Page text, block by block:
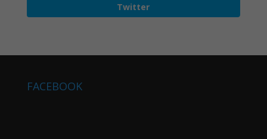
Twitter
FACEBOOK